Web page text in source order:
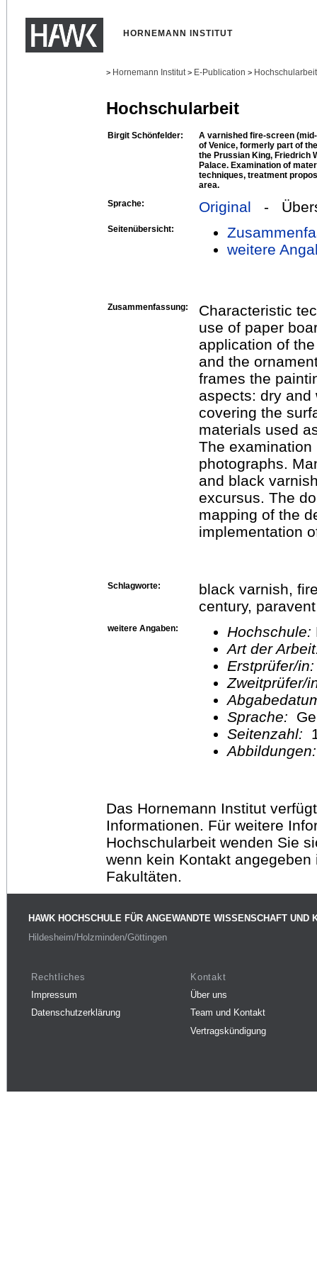
HORNEMANN INSTITUT
> Hornemann Institut > E-Publication >
Hochschularbeit
Birgit Schönfelder:
A varnished fire-screen
of Venice, formerly part of
the Prussian King, Friedrich
Palace. Examination of
techniques, treatment
area.
Sprache:
Original -
Seitenübersicht:
weitere
Zusammenfassung:
Characteristic
use of paper
application of
and the
frames the
aspects: dry
covering the
materials used
The
photographs.
and black
excursus. The
mapping of the
implementation
Schlagworte:
black varnish,
century,
weitere Angaben: Hochschule:
Art der
Erstprüfer/
Sprache:
Seitenzahl:
Das Hornemann Institut
Informationen. Für weitere
Hochschularbeit wenden Sie
wenn kein Kontakt
Fakultäten.
HAWK HOCHSCHULE FÜR ANGEWANDTE WISSENSCHAFT UND
Hildesheim/Holzminden/Göttingen
Rechtliches
Impressum
Datenschutzerklärung
Kontakt
Über uns
Team und Kontakt
Vertragskündigung